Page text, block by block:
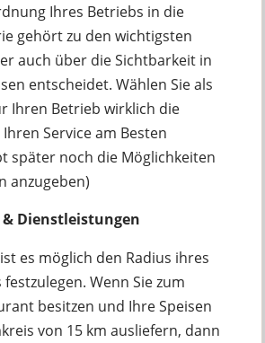
Ihres Betriebs in die
gehört zu den wichtigsten
auch über die Sichtbarkeit in
entscheidet. Wählen Sie als
Ihren Betrieb wirklich die
Service am Besten
später noch die Möglichkeiten
anzugeben)
Dienstleistungen
es möglich den Radius ihres
Wenn Sie zum
besitzen und Ihre Speisen
von 15 km ausliefern, dann